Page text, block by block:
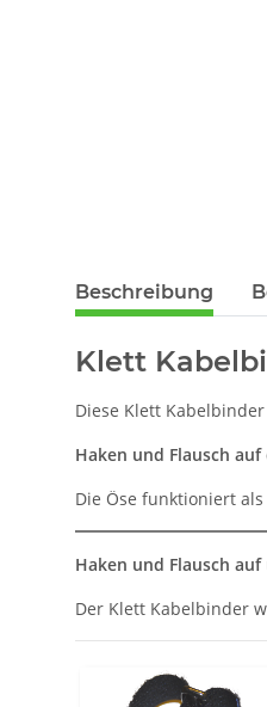
Beschreibung
Klett
Diese Klett
Haken und Flausch
Die Öse funktioniert
Haken und Flausch
Der Klett Kabelbinder